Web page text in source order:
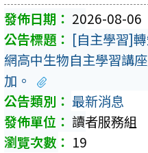
2026-08-06
[自主學習]
網高中生物自主學習講
加。
最新消息
讀者服務組
19